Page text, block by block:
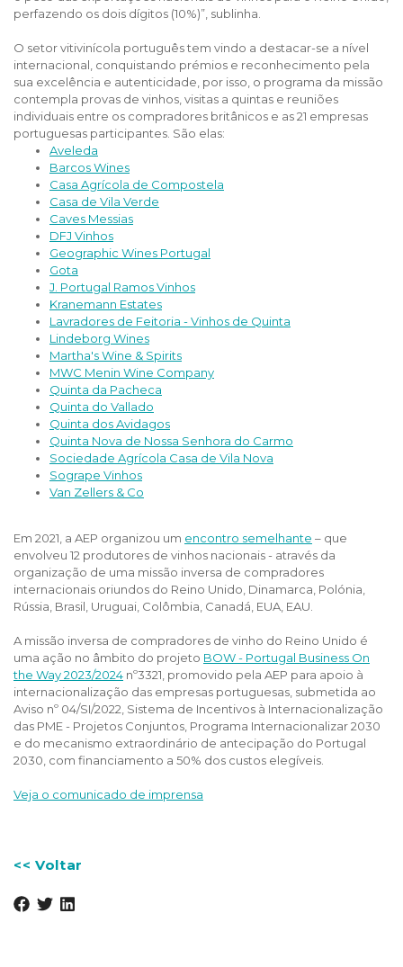
perfazendo os dois dígitos (10%)”, sublinha.
O setor vitivinícola português tem vindo a destacar-se a nível
internacional, conquistando prémios e reconhecimento pela
sua excelência e autenticidade, por isso, o programa da missão
contempla provas de vinhos, visitas a quintas e reuniões
individuais entre os compradores britânicos e as 21 empresas
portuguesas participantes. São elas:
Aveleda
Barcos Wines
Casa Agrícola de Compostela
Casa de Vila Verde
Caves Messias
DFJ Vinhos
Geographic Wines Portugal
Gota
J. Portugal Ramos Vinhos
Kranemann Estates
Lavradores de Feitoria - Vinhos de Quinta
Lindeborg Wines
Martha's Wine & Spirits
MWC Menin Wine Company
Quinta da Pacheca
Quinta do Vallado
Quinta dos Avidagos
Quinta Nova de Nossa Senhora do Carmo
Sociedade Agrícola Casa de Vila Nova
Sogrape Vinhos
Van Zellers & Co
Em 2021, a AEP organizou um encontro semelhante – que
envolveu 12 produtores de vinhos nacionais - através da
organização de uma missão inversa de compradores
internacionais oriundos do Reino Unido, Dinamarca, Polónia,
Rússia, Brasil, Uruguai, Colômbia, Canadá, EUA, EAU.
A missão inversa de compradores de vinho do Reino Unido é
uma ação no âmbito do projeto BOW - Portugal Business On
the Way 2023/2024 nº3321, promovido pela AEP para apoio à
internacionalização das empresas portuguesas, submetida ao
Aviso nº 04/SI/2022, Sistema de Incentivos à Internacionalização
das PME - Projetos Conjuntos, Programa Internacionalizar 2030
e do mecanismo extraordinário de antecipação do Portugal
2030, com financiamento a 50% dos custos elegíveis.
Veja o comunicado de imprensa
<< Voltar